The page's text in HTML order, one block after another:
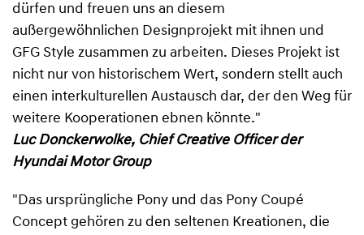
dürfen und freuen uns an diesem
außergewöhnlichen Designprojekt mit ihnen und
GFG Style zusammen zu arbeiten. Dieses Projekt ist
nicht nur von historischem Wert, sondern stellt auch
einen interkulturellen Austausch dar, der den Weg für
weitere Kooperationen ebnen könnte."
Luc Donckerwolke, Chief Creative Officer der
Hyundai Motor Group
"Das ursprüngliche Pony und das Pony Coupé
Concept gehören zu den seltenen Kreationen, die